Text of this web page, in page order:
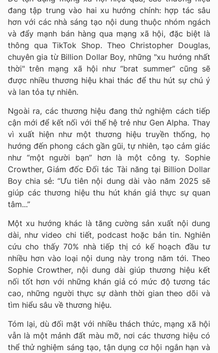
đang tập trung vào hai xu hướng chính: hợp tác sâu
hơn với các nhà sáng tạo nội dung thuộc nhóm ngách
và đẩy mạnh bán hàng qua mạng xã hội, đặc biệt là
thông qua TikTok Shop. Theo Christopher Douglas,
chuyên gia từ Billion Dollar Boy, những "xu hướng nhất
thời" trên mạng xã hội như “brat summer” cũng sẽ
được nhiều thương hiệu khai thác để thu hút sự chú ý
và lan tỏa tự nhiên.
Ngoài ra, các thương hiệu đang thử nghiệm cách tiếp
cận mới để kết nối với thế hệ trẻ như Gen Alpha. Thay
vì xuất hiện như một thương hiệu truyền thống, họ
hướng đến phong cách gần gũi, tự nhiên, tạo cảm giác
như “một người bạn” hơn là một công ty. Sophie
Crowther, Giám đốc Đối tác Tài năng tại Billion Dollar
Boy chia sẻ: “Ưu tiên nội dung dài vào năm 2025 sẽ
giúp các thương hiệu thu hút khán giả thực sự quan
tâm...”
Một xu hướng khác là tăng cường sản xuất nội dung
dài, như video chi tiết, podcast hoặc bản tin. Nghiên
cứu cho thấy 70% nhà tiếp thị có kế hoạch đầu tư
nhiều hơn vào loại nội dung này trong năm tới. Theo
Sophie Crowther, nội dung dài giúp thương hiệu kết
nối tốt hơn với những khán giả có mức độ tương tác
cao, những người thực sự dành thời gian theo dõi và
tìm hiểu sâu về thương hiệu.
Tóm lại, dù đối mặt với nhiều thách thức, mạng xã hội
vẫn là một mảnh đất màu mỡ, nơi các thương hiệu có
thể thử nghiệm sáng tạo, tận dụng cơ hội ngắn hạn và